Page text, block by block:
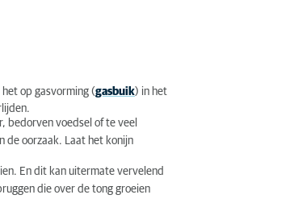
op gasvorming (gasbuik) in het
bedorven voedsel of te veel
de oorzaak. Laat het konijn
En dit kan uitermate vervelend
die over de tong groeien